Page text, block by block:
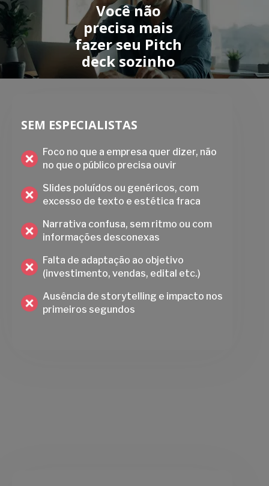
Você não
precisa mais
fazer seu Pitch
deck sozinho
SEM ESPECIALISTAS
Foco no que a empresa quer dizer, não
no que o público precisa ouvir
Slides poluídos ou genéricos, com
excesso de texto e estética fraca
Narrativa confusa, sem ritmo ou com
informações desconexas
Falta de adaptação ao objetivo
(investimento, vendas, edital etc.)
Ausência de storytelling e impacto nos
primeiros segundos